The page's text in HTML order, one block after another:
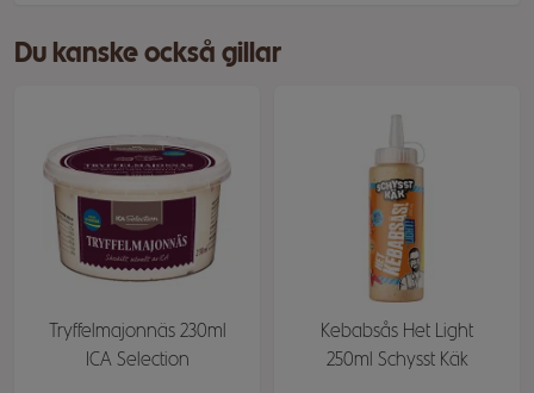
Du kanske också gillar
Tryffelmajonnäs 230ml
ICA Selection
Kebabsås Het Light
250ml Schysst Käk